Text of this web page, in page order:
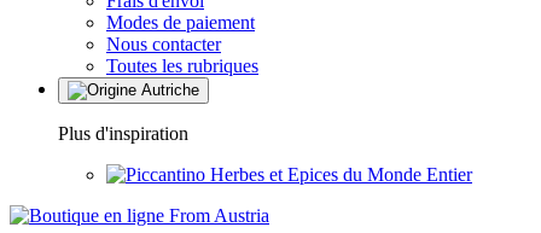
Modes de paiement
Nous contacter
Toutes les rubriques
Plus d'inspiration
Herbes et Epices du Monde Entier